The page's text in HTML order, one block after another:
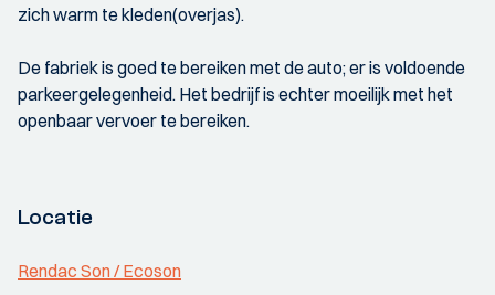
zich warm te kleden(overjas).
De fabriek is goed te bereiken met de auto; er is voldoende
parkeergelegenheid. Het bedrijf is echter moeilijk met het
openbaar vervoer te bereiken.
Locatie
Rendac Son / Ecoson